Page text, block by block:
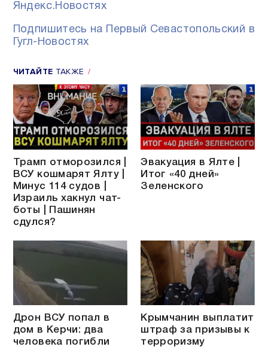
Яндекс.Новостях
Подпишитесь на Первый Севастопольский в
Гугл-Новостях
ЧИТАЙТЕ ТАКЖЕ
Трамп отморозился |
ВСУ кошмарят Ялту |
Минус 114 судов |
Израиль хакнул чат-
боты | Пашинян
сдулся?
Эвакуация в Ялте |
Итог «40 дней»
Зеленского
Дрон ВСУ попал в
дом в Керчи: два
человека погибли
Крымчанин выплатит
штраф за призывы к
терроризму